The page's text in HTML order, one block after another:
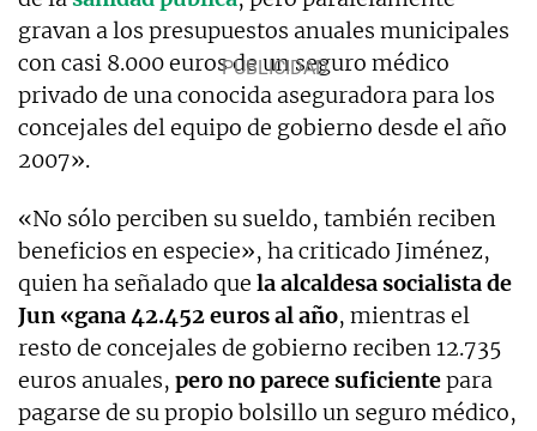
gravan a los presupuestos anuales municipales
con casi 8.000 euros de un seguro médico
privado de una conocida aseguradora para los
concejales del equipo de gobierno desde el año
2007».
«No sólo perciben su sueldo, también reciben
beneficios en especie», ha criticado Jiménez,
quien ha señalado que la alcaldesa socialista de
Jun «gana 42.452 euros al año, mientras el
resto de concejales de gobierno reciben 12.735
euros anuales, pero no parece suficientepara
pagarse de su propio bolsillo un seguro médico,